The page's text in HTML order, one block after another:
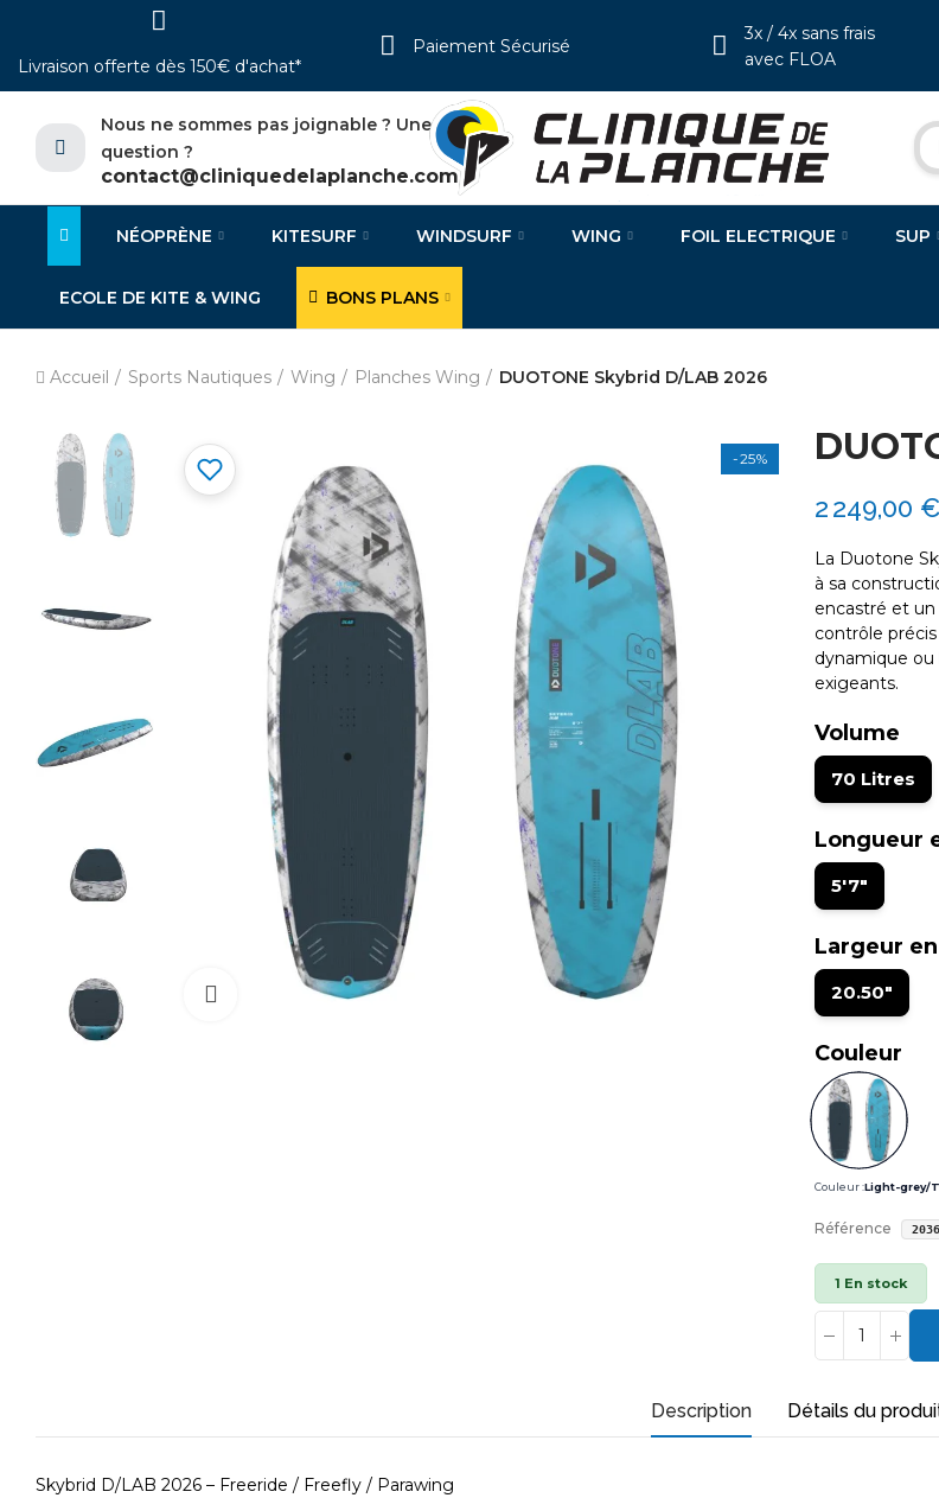
Livraison offerte dès 150€ d'achat*
Paiement Sécurisé
3x / 4x sans frais
avec FLOA
Nous ne sommes pas joignable ? Une
question ?
contact@cliniquedelaplanche.com
NÉOPRÈNE KITESURF WINDSURF WING FOIL ELECTRIQUE SUP
ECOLE DE KITE & WING BONS PLANS
Accueil Sports Nautiques Wing Planches Wing DUOTONE Skybrid D/LAB 2026
-25%
Cliquez pour agrandir
2 249,00 €
La Duotone
à sa
encastré et
contrôle
dynamique ou
exigeants.
Volume
70 Litres
Longueur
5'7"
Largeur
20.50"
Couleur
Couleur :Light-grey/
Référence
1 En stock
Description Détails du
Skybrid D/LAB 2026 – Freeride / Freefly / Parawing